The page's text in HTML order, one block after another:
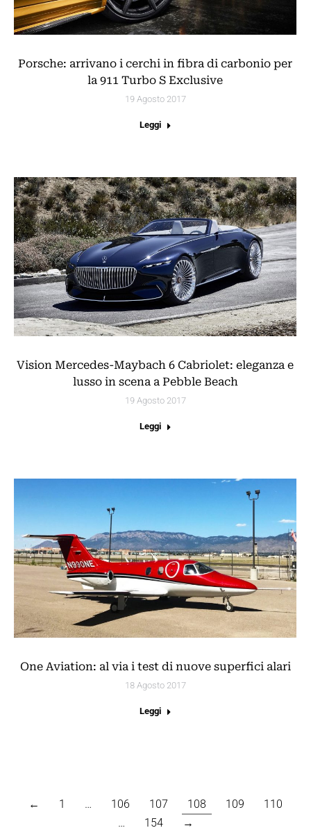
Porsche: arrivano i cerchi in fibra di carbonio per
la 911 Turbo S Exclusive
19 Agosto 2017
Leggi
Vision Mercedes-Maybach 6 Cabriolet: eleganza e
lusso in scena a Pebble Beach
19 Agosto 2017
Leggi
One Aviation: al via i test di nuove superfici alari
18 Agosto 2017
Leggi
← 1 … 106 107 108 109
110
…
154 →